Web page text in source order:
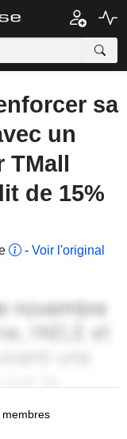
sa
un
TMall
de 15%
- Voir l'original